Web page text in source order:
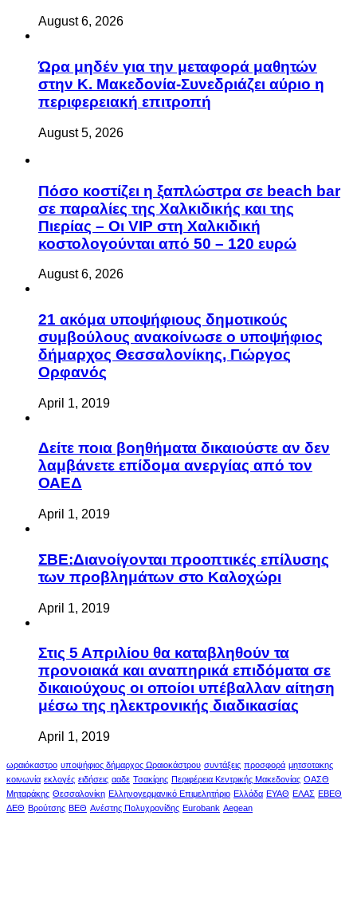
August 6, 2026
Ώρα μηδέν για την μεταφορά μαθητών
στην Κ. Μακεδονία-Συνεδριάζει αύριο η
περιφερειακή επιτροπή
August 5, 2026
Πόσο κοστίζει η ξαπλώστρα σε beach bar
σε παραλίες της Χαλκιδικής και της
Πιερίας – Οι VIP στη Χαλκιδική
κοστολογούνται από 50 – 120 ευρώ
August 6, 2026
21 ακόμα υποψήφιους δημοτικούς
συμβούλους ανακοίνωσε ο υποψήφιος
δήμαρχος Θεσσαλονίκης, Γιώργος
Ορφανός
April 1, 2019
Δείτε ποια βοηθήματα δικαιούστε αν δεν
λαμβάνετε επίδομα ανεργίας από τον
ΟΑΕΔ
April 1, 2019
ΣΒΕ:Διανοίγονται προοπτικές επίλυσης
των προβλημάτων στο Καλοχώρι
April 1, 2019
Στις 5 Απριλίου θα καταβληθούν τα
προνοιακά και αναπηρικά επιδόματα σε
δικαιούχους οι οποίοι υπέβαλλαν αίτηση
μέσω της ηλεκτρονικής διαδικασίας
April 1, 2019
ωραιόκαστρο υποψήφιος δήμαρχος Ωραιοκάστρου συντάξεις προσφορά μητσοτακης
κοινωνία εκλογές ειδήσεις ααδε Τσακίρης Περιφέρεια Κεντρικής Μακεδονίας ΟΑΣΘ
Μηταράκης Θεσσαλονίκη Ελληνογερμανικό Επιμελητήριο Ελλάδα ΕΥΑΘ ΕΛΑΣ ΕΒΕΘ
ΔΕΘ Βρούτσης ΒΕΘ Ανέστης Πολυχρονίδης Eurobank Aegean